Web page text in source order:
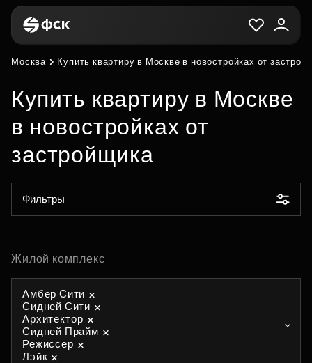
Москва Купить квартиру в Москве в новостройках от
Купить квартиру в Москве
в новостройках от
застройщика
Фильтры
Жилой комплекс
Амбер Сити
Сидней Сити
Архитектор
Сидней Прайм
Режиссер
Лэйк